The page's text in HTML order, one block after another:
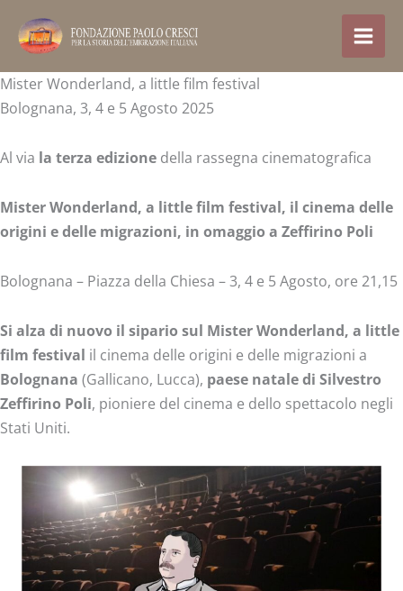
content
Mister Wonderland, a little film festival
Bolognana, 3, 4 e 5 Agosto 2025
Al via la terza edizione della rassegna cinematografica
Mister Wonderland, a little film festival, il cinema delle
origini e delle migrazioni, in omaggio a Zeffirino Poli
Bolognana – Piazza della Chiesa – 3, 4 e 5 Agosto, ore 21,15
Si alza di nuovo il sipario sul Mister Wonderland, a little
film festival il cinema delle origini e delle migrazioni a
Bolognana (Gallicano, Lucca), paese natale di Silvestro
Zeffirino Poli, pioniere del cinema e dello spettacolo negli
Stati Uniti.